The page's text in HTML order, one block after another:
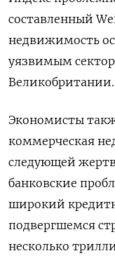
составленный
недвижимость
уязвимым
Великобритании.
Экономисты
коммерческая
следующей
банковские
широкий
подвергшемся
несколько